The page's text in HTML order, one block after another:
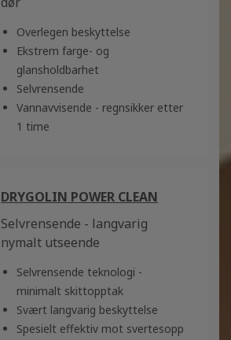
Overlegen beskyttelse
Ekstrem farge- og
glansholdbarhet
Selvrensende
Vannavvisende - regnsikker etter
1 time
DRYGOLIN POWER CLEAN
Selvrensende - langvarig
nymalt utseende
Selvrensende teknologi -
minimalt skittopptak
Svært langvarig beskyttelse
Spesielt effektiv mot svertesopp